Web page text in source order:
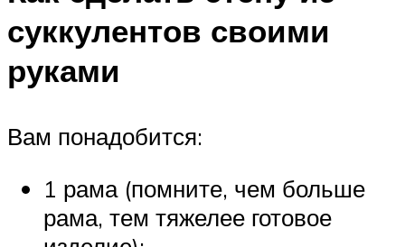
суккулентов своими
руками
Вам понадобится:
1 рама (помните, чем больше
рама, тем тяжелее готовое